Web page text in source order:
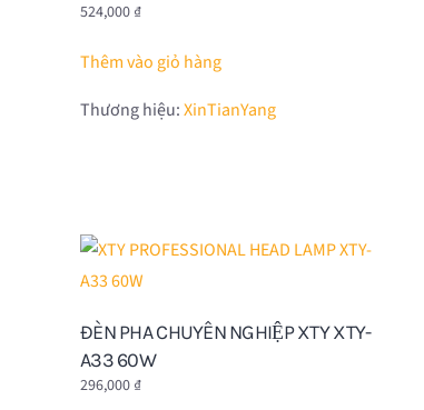
524,000 ₫
Thêm vào giỏ hàng
Thương hiệu:XinTianYang
ĐÈN PHA CHUYÊN NGHIỆP XTY XTY-
A33 60W
296,000 ₫